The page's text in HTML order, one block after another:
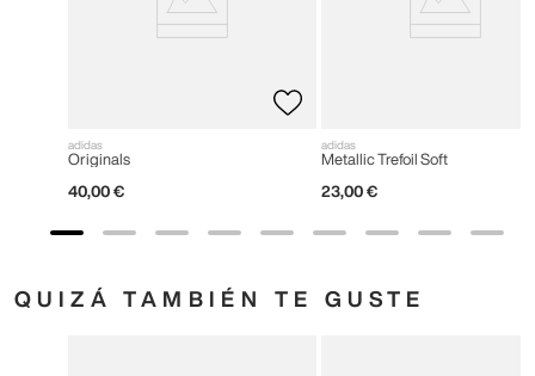
adidas
Originals
40,00 €
adidas
Metallic Trefoil Soft
23,00 €
QUIZÁ TAMBIÉN TE GUSTE